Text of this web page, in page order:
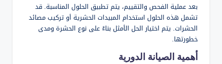
بعد عملية الفحص والتقييم، يتم تطبيق الحلول المناسبة. قد
تشمل هذه الحلول استخدام المبيدات الحشرية أو تركيب مصائد
الحشرات. يتم اختيار الحل الأمثل بناءً على نوع الحشرة ومدى
خطورتها.
أهمية الصيانة الدورية